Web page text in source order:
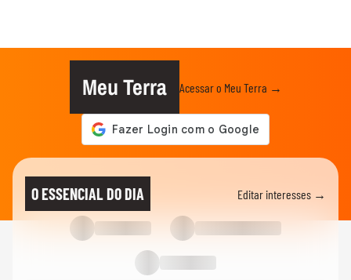
Meu Terra Acessar o Meu Terra →
O ESSENCIAL DO DIA Editar interesses →